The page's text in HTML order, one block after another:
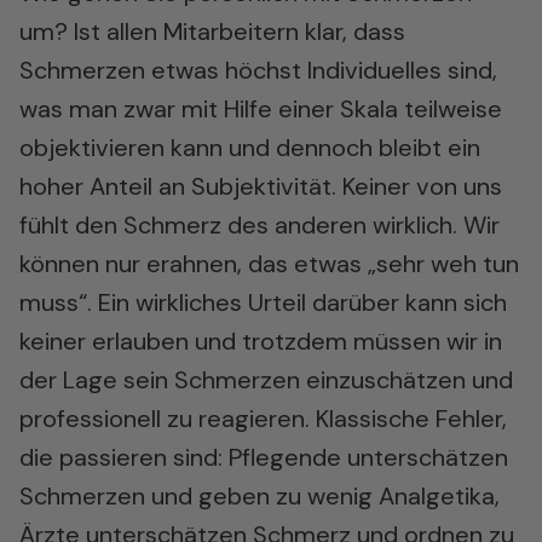
um? Ist allen Mitarbeitern klar, dass
Schmerzen etwas höchst Individuelles sind,
was man zwar mit Hilfe einer Skala teilweise
objektivieren kann und dennoch bleibt ein
hoher Anteil an Subjektivität. Keiner von uns
fühlt den Schmerz des anderen wirklich. Wir
können nur erahnen, das etwas „sehr weh tun
muss“. Ein wirkliches Urteil darüber kann sich
keiner erlauben und trotzdem müssen wir in
der Lage sein Schmerzen einzuschätzen und
professionell zu reagieren. Klassische Fehler,
die passieren sind: Pflegende unterschätzen
Schmerzen und geben zu wenig Analgetika,
Ärzte unterschätzen Schmerz und ordnen zu